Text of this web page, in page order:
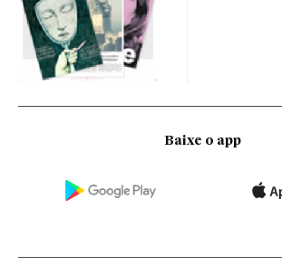
Baixe o app